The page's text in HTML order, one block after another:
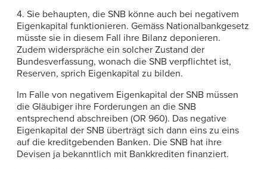
4. Sie behaupten, die SNB könne auch bei negativem
Eigenkapital funktionieren. Gemäss Nationalbankgesetz
müsste sie in diesem Fall ihre Bilanz deponieren.
Zudem widerspräche ein solcher Zustand der
Bundesverfassung, wonach die SNB verpflichtet ist,
Reserven, sprich Eigenkapital zu bilden.
Im Falle von negativem Eigenkapital der SNB müssen
die Gläubiger ihre Forderungen an die SNB
entsprechend abschreiben (OR 960). Das negative
Eigenkapital der SNB überträgt sich dann eins zu eins
auf die kreditgebenden Banken. Die SNB hat ihre
Devisen ja bekanntlich mit Bankkrediten finanziert.